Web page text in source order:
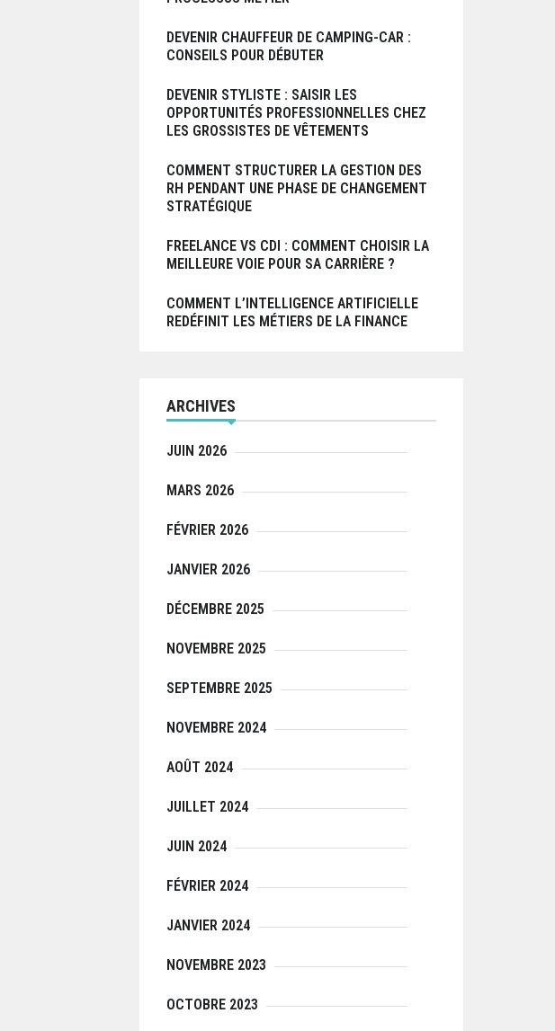
DEVENIR CHAUFFEUR DE CAMPING-CAR :
CONSEILS POUR DÉBUTER
DEVENIR STYLISTE : SAISIR LES
OPPORTUNITÉS PROFESSIONNELLES CHEZ
LES GROSSISTES DE VÊTEMENTS
COMMENT STRUCTURER LA GESTION DES
RH PENDANT UNE PHASE DE CHANGEMENT
STRATÉGIQUE
FREELANCE VS CDI : COMMENT CHOISIR LA
MEILLEURE VOIE POUR SA CARRIÈRE ?
COMMENT L’INTELLIGENCE ARTIFICIELLE
REDÉFINIT LES MÉTIERS DE LA FINANCE
ARCHIVES
JUIN 2026
MARS 2026
FÉVRIER 2026
JANVIER 2026
DÉCEMBRE 2025
NOVEMBRE 2025
SEPTEMBRE 2025
NOVEMBRE 2024
AOÛT 2024
JUILLET 2024
JUIN 2024
FÉVRIER 2024
JANVIER 2024
NOVEMBRE 2023
OCTOBRE 2023